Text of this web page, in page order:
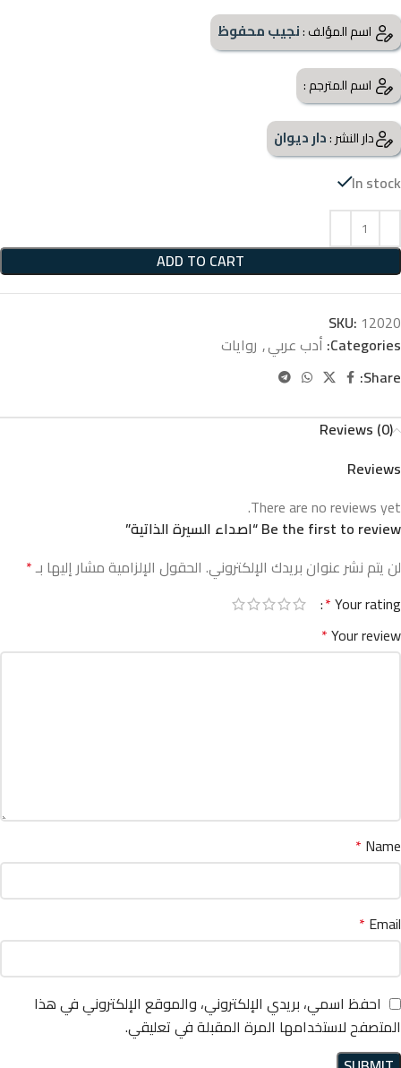
اسم المؤلف :نجيب محفوظ
اسم المترجم :
دار النشر :دار ديوان
In stock
ADD TO CART
SKU: 12020
Categories: أدب عربي, روايات
Share:
Reviews (0)
Reviews
There are no reviews yet.
Be the first to review “اصداء السيرة الذاتية”
لن يتم نشر عنوان بريدك الإلكتروني. الحقول الإلزامية مشار إليها بـ*
Your rating
*
Your review
*
Name
*
Email
*
احفظ اسمي، بريدي الإلكتروني، والموقع الإلكتروني في هذا
المتصفح لاستخدامها المرة المقبلة في تعليقي.